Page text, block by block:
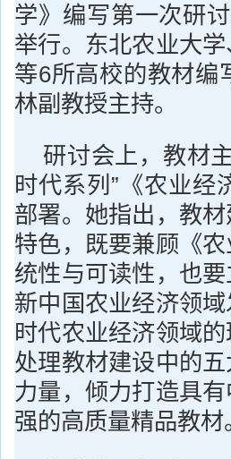
学》编写第一次研
举行。东北农业大
等6所高校的教材编
林副教授主持。
研讨会上，教材
时代系列”《农业经
部署。她指出，教
特色，既要兼顾《
统性与可读性，也
新中国农业经济领
时代农业经济领域
处理教材建设中的
力量，倾力打造具
强的高质量精品教材